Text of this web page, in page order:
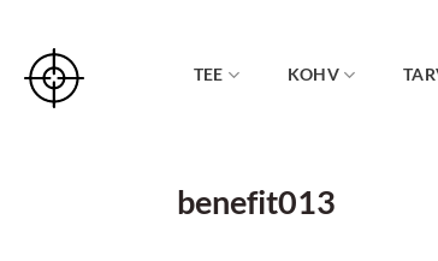
content
TEE KOHV
benefit013